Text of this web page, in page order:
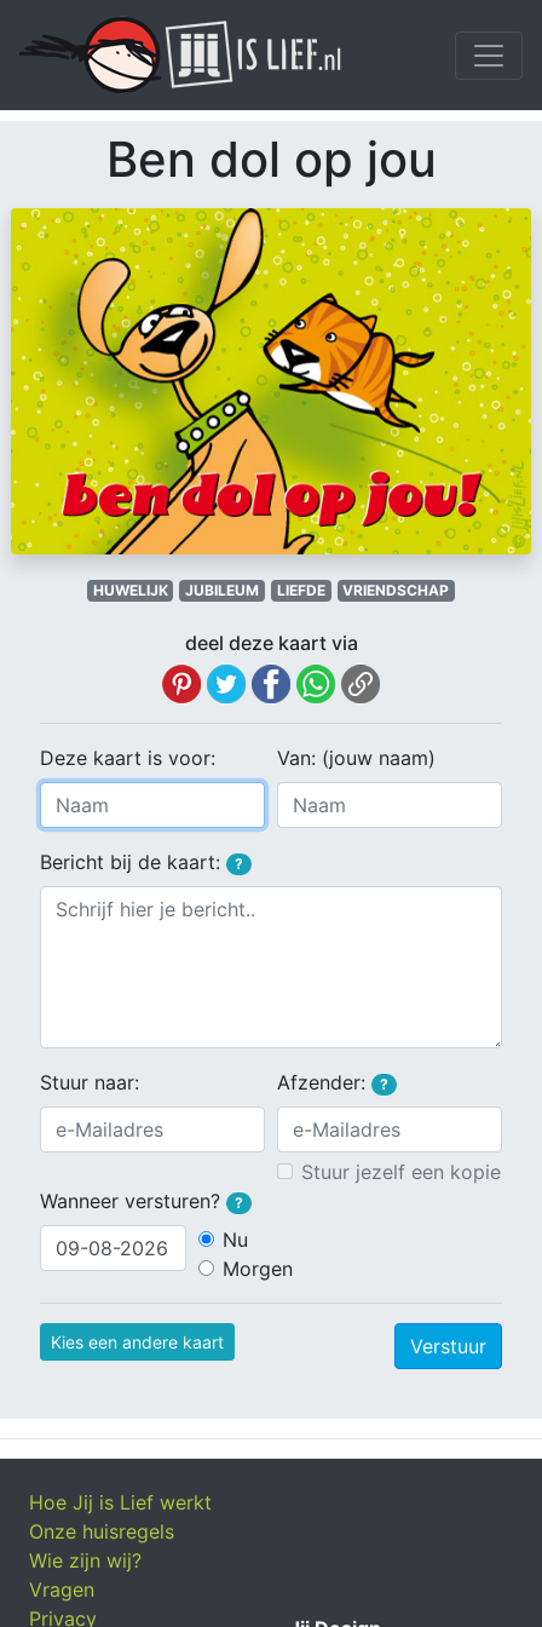
Ben dol op jou
HUWELIJK JUBILEUM LIEFDE VRIENDSCHAP
deel deze kaart via
Deze kaart is voor: Van: (jouw naam)
Bericht bij de kaart: ?
Stuur naar: Afzender: ?
Stuur jezelf een kopie
Wanneer versturen?
?
Nu
Morgen
Kies een andere kaart Verstuur
Hoe Jij is Lief werkt
Onze huisregels
Wie zijn wij?
Vragen
Privacy